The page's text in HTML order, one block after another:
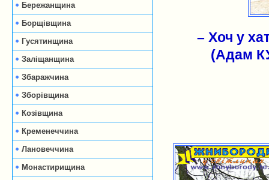
Бережанщина
Борщівщина
Гусятинщина
Заліщанщина
Збаражчина
Зборівщина
Козівщина
Кременеччина
Лановеччина
Монастирищина
– Хоч у
(Адам